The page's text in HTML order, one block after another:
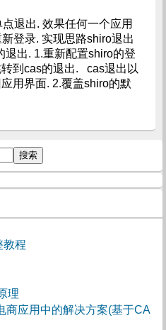
退出. 效果任何一个应用
登录. 实现思路shiro退出
退出. 1.重新配置shiro的登
到cas的退出. cas退出以
用界面. 2.覆盖shiro的默
教程
理
商应用中的解决方案(基于CA